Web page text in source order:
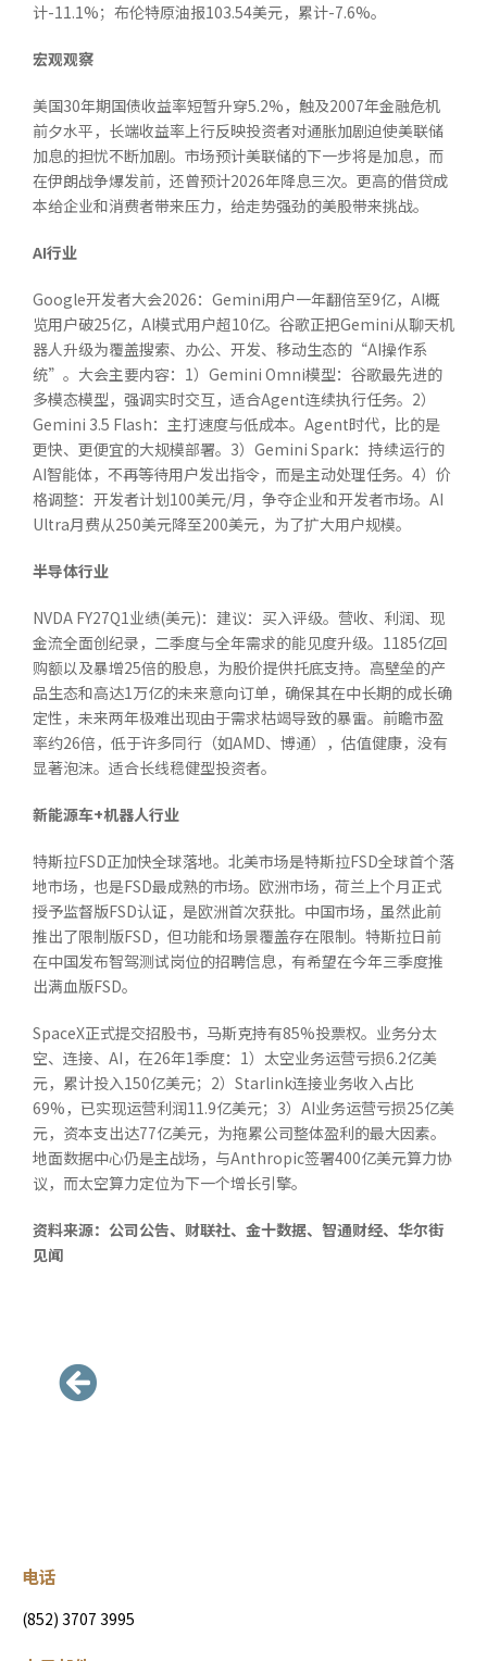
计-11.1%；布伦特原油报103.54美元，累计-7.6%。
宏观观察
美国30年期国债收益率短暂升穿5.2%，触及2007年金融危机
前夕水平，长端收益率上行反映投资者对通胀加剧迫使美联储
加息的担忧不断加剧。市场预计美联储的下一步将是加息，而
在伊朗战争爆发前，还曾预计2026年降息三次。更高的借贷成
本给企业和消费者带来压力，给走势强劲的美股带来挑战。
AI行业
Google开发者大会2026：Gemini用户一年翻倍至9亿，AI概
览用户破25亿，AI模式用户超10亿。谷歌正把Gemini从聊天机
器人升级为覆盖搜索、办公、开发、移动生态的“AI操作系
统”。大会主要内容：1）Gemini Omni模型：谷歌最先进的
多模态模型，强调实时交互，适合Agent连续执行任务。2）
Gemini 3.5 Flash：主打速度与低成本。Agent时代，比的是
更快、更便宜的大规模部署。3）Gemini Spark：持续运行的
AI智能体，不再等待用户发出指令，而是主动处理任务。4）价
格调整：开发者计划100美元/月，争夺企业和开发者市场。AI
Ultra月费从250美元降至200美元，为了扩大用户规模。
半导体行业
NVDA FY27Q1业绩(美元)：建议：买入评级。营收、利润、现
金流全面创纪录，二季度与全年需求的能见度升级。1185亿回
购额以及暴增25倍的股息，为股价提供托底支持。高壁垒的产
品生态和高达1万亿的未来意向订单，确保其在中长期的成长确
定性，未来两年极难出现由于需求枯竭导致的暴雷。前瞻市盈
率约26倍，低于许多同行（如AMD、博通），估值健康，没有
显著泡沫。适合长线稳健型投资者。
新能源车+机器人行业
特斯拉FSD正加快全球落地。北美市场是特斯拉FSD全球首个落
地市场，也是FSD最成熟的市场。欧洲市场，荷兰上个月正式
授予监督版FSD认证，是欧洲首次获批。中国市场，虽然此前
推出了限制版FSD，但功能和场景覆盖存在限制。特斯拉日前
在中国发布智驾测试岗位的招聘信息，有希望在今年三季度推
出满血版FSD。
SpaceX正式提交招股书，马斯克持有85%投票权。业务分太
空、连接、AI，在26年1季度：1）太空业务运营亏损6.2亿美
元，累计投入150亿美元；2）Starlink连接业务收入占比
69%，已实现运营利润11.9亿美元；3）AI业务运营亏损25亿美
元，资本支出达77亿美元，为拖累公司整体盈利的最大因素。
地面数据中心仍是主战场，与Anthropic签署400亿美元算力协
议，而太空算力定位为下一个增长引擎。
资料来源：公司公告、财联社、金十数据、智通财经、华尔街
见闻
电话
(852) 3707 3995